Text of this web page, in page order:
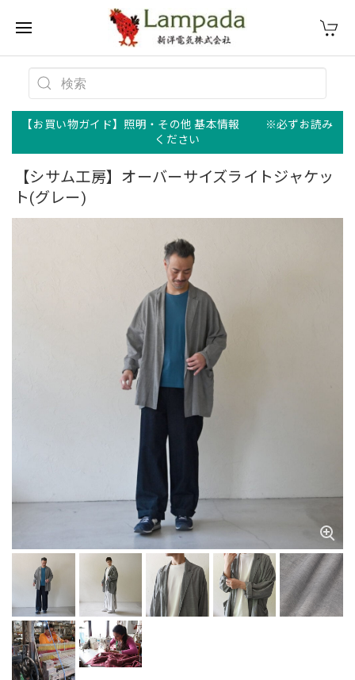
【お買い物ガイド】照明・その他 基本情報 ※必ずお読み
ください
【シサム工房】オーバーサイズライトジャケッ
ト(グレー)